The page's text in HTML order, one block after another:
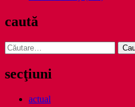
caută
Caută
după:
secţiuni
actual